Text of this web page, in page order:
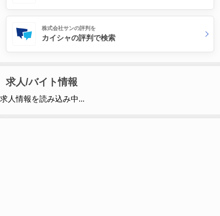
株式会社サンの評判を
カイシャの評判で検索
求人/バイト情報
求人情報を読み込み中...